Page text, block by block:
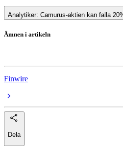
Analytiker: Camurus-aktien kan falla
Ämnen i artikeln
Finwire
Dela